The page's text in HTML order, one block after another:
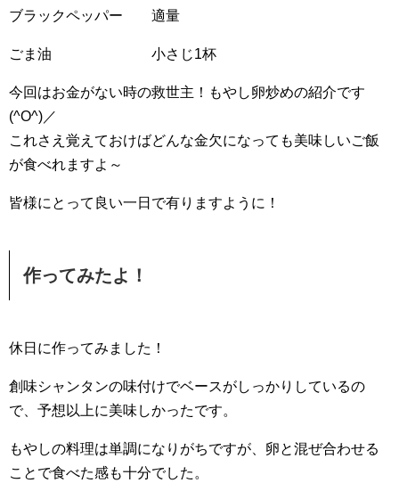
ブラックペッパー 適量
ごま油 小さじ1杯
今回はお金がない時の救世主！もやし卵炒めの紹介です
(^O^)／
これさえ覚えておけばどんな金欠になっても美味しいご飯
が食べれますよ～
皆様にとって良い一日で有りますように！
作ってみたよ！
休日に作ってみました！
創味シャンタンの味付けでベースがしっかりしているの
で、予想以上に美味しかったです。
もやしの料理は単調になりがちですが、卵と混ぜ合わせる
ことで食べた感も十分でした。